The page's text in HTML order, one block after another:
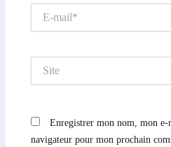
mail*
Enregistrer mon nom, mon
navigateur pour mon prochain